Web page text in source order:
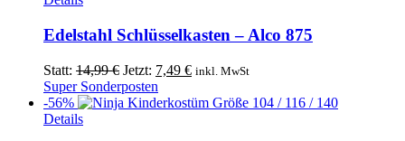
Edelstahl Schlüsselkasten – Alco 875
Statt: 14,99€ Ursprünglicher
Preis
war:
Jetzt: 7,49 €Aktueller
ist:
inkl. MwSt
Super Sonderposten
-56%
DetailsDieses